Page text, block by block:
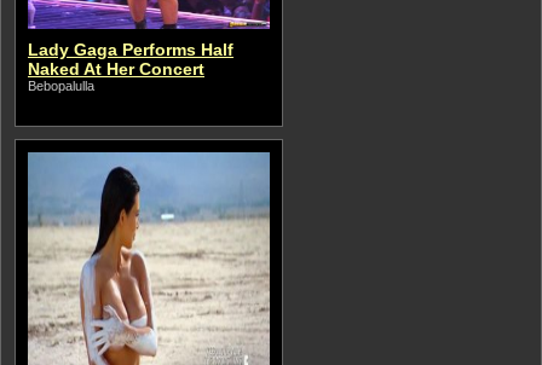
Lady Gaga Performs Half
Naked At Her Concert
Bebopalulla